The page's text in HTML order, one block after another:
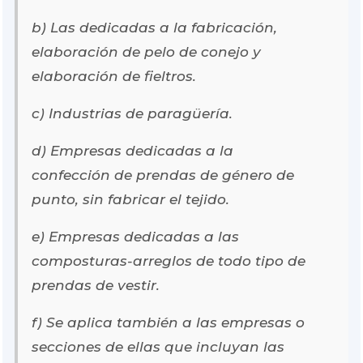
b) Las dedicadas a la fabricación,
elaboración de pelo de conejo y
elaboración de fieltros.
c) Industrias de paragüería.
d) Empresas dedicadas a la
confección de prendas de género de
punto, sin fabricar el tejido.
e) Empresas dedicadas a las
composturas-arreglos de todo tipo de
prendas de vestir.
f) Se aplica también a las empresas o
secciones de ellas que incluyan las